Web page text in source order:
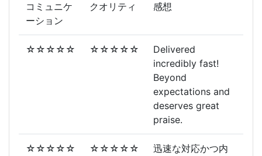
コミュニケ
ーション
クオリティ 感想
☆☆☆☆☆ ☆☆☆☆☆
Delivered
incredibly fast!
Beyond
expectations and
deserves great
praise.
☆☆☆☆☆ ☆☆☆☆☆
迅速な対応かつ内